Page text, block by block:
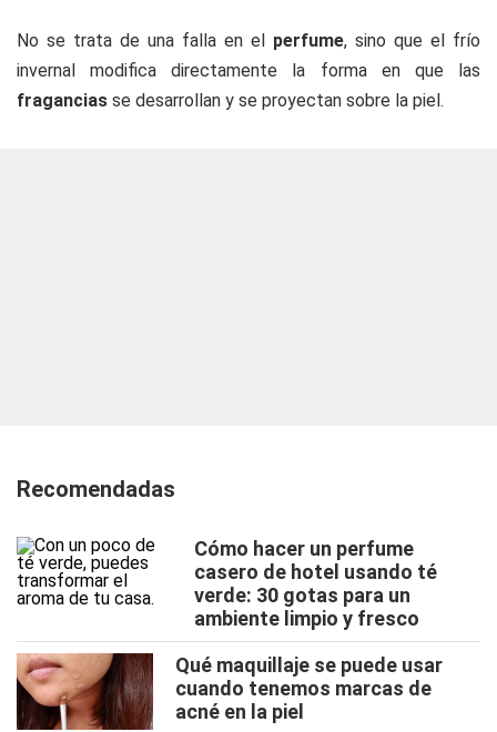
No se trata de una falla en el perfume, sino que el frío
invernal modifica directamente la forma en que las
fragancias se desarrollan y se proyectan sobre la piel.
Recomendadas
Cómo hacer un perfume
casero de hotel usando té
verde: 30 gotas para un
ambiente limpio y fresco
Qué maquillaje se puede usar
cuando tenemos marcas de
acné en la piel